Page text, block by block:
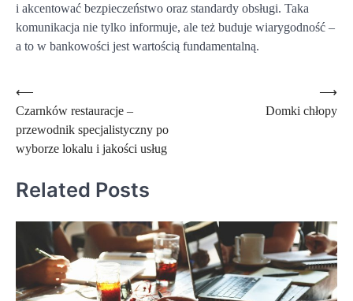
i akcentować bezpieczeństwo oraz standardy obsługi. Taka
komunikacja nie tylko informuje, ale też buduje wiarygodność –
a to w bankowości jest wartością fundamentalną.
Nawigacja
wpisu
⟵
Czarnków restauracje –
przewodnik specjalistyczny po
wyborze lokalu i jakości usług
Domki chłopy
⟶
Related Posts